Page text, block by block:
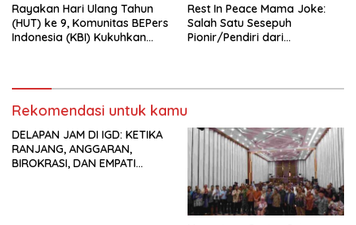
Rayakan Hari Ulang Tahun
(HUT) ke 9, Komunitas BEPers
Indonesia (KBI) Kukuhkan
Pengembangan Organisasi
KBI yang Berbasis Riset di
Mancanegara”.
Rest In Peace Mama Joke:
Salah Satu Sesepuh
Pionir/Pendiri dari
Kasih Allah.
Rekomendasi untuk kamu
DELAPAN JAM DI IGD: KETIKA
RANJANG, ANGGARAN,
BIROKRASI, DAN EMPATI